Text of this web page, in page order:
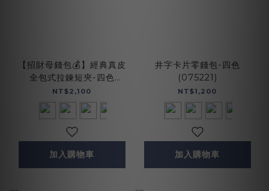
【招財母錢包💰】經典真皮
全包式拉鍊短夾-四色
(072916)
NT$2,100
加入購物車
井字卡片零錢包-四色
(075221)
NT$1,200
加入購物車